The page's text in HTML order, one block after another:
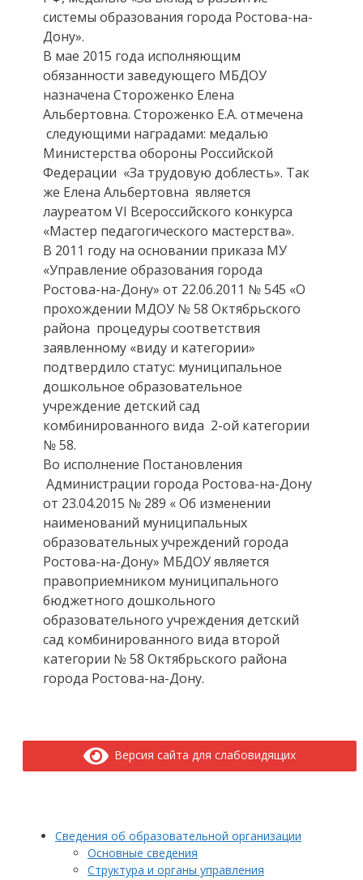
системы образования города Ростова-на-
Дону».
В мае 2015 года исполняющим
обязанности заведующего МБДОУ
назначена Стороженко Елена
Альбертовна. Стороженко Е.А. отмечена
следующими наградами: медалью
Министерства обороны Российской
Федерации «За трудовую доблесть». Так
же Елена Альбертовна является
лауреатом VI Всероссийского конкурса
«Мастер педагогического мастерства».
В 2011 году на основании приказа МУ
«Управление образования города
Ростова-на-Дону» от 22.06.2011 № 545 «О
прохождении МДОУ № 58 Октябрьского
района процедуры соответствия
заявленному «виду и категории»
подтвердило статус: муниципальное
дошкольное образовательное
учреждение детский сад
комбинированного вида 2-ой категории
№ 58.
Во исполнение Постановления
Администрации города Ростова-на-Дону
от 23.04.2015 № 289 « Об изменении
наименований муниципальных
образовательных учреждений города
Ростова-на-Дону» МБДОУ является
правоприемником муниципального
бюджетного дошкольного
образовательного учреждения детский
сад комбинированного вида второй
категории № 58 Октябрьского района
города Ростова-на-Дону.
Версия сайта для слабовидящих
Сведения об образовательной организации
Основные сведения
Структура и органы управления